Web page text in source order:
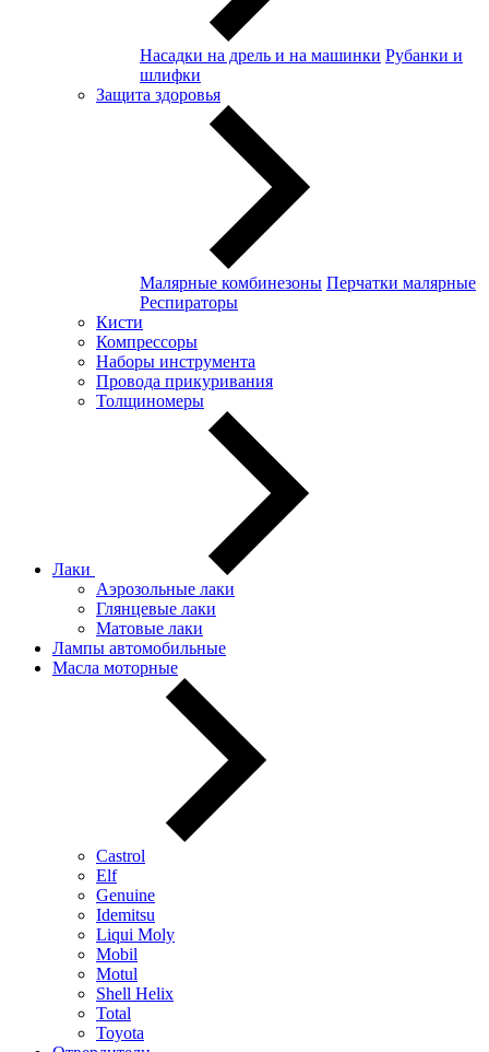
Насадки на дрель и на машинки Рубанки и
шлифки
Защита здоровья
Малярные комбинезоны Перчатки малярные
Респираторы
Кисти
Компрессоры
Наборы инструмента
Провода прикуривания
Толщиномеры
Лаки
Аэрозольные лаки
Глянцевые лаки
Матовые лаки
Лампы автомобильные
Масла моторные
Castrol
Elf
Genuine
Idemitsu
Liqui Moly
Mobil
Motul
Shell Helix
Total
Toyota